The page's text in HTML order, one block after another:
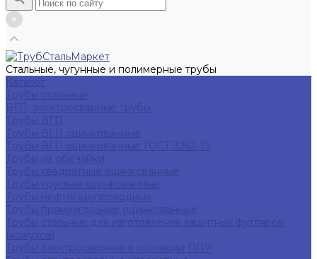
Стальные, чугунные и полимерные трубы
Каталог
Трубы стальные
ВГП, электросварные трубы
Трубы ВГП
Трубы ВГП оцинкованные
Трубы ВГП оцинкованные ГОСТ 3262-75
Трубы из обечайки
Трубы квадратные оцинкованные
Трубы круглые оцинкованные
Трубы нефтегазопроводные
Трубы прямоугольные оцинкованные
Трубы стальные для изготовления защитных футляров
(кожухов)
Трубы электросварные в изоляции ППУ